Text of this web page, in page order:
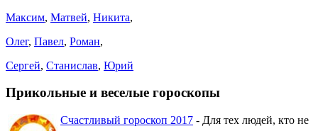
Максим, Матвей, Никита,
Олег, Павел, Роман,
Сергей, Станислав, Юрий
Прикольные и веселые гороскопы
Счастливый гороскоп 2017 - Для тех людей, кто не